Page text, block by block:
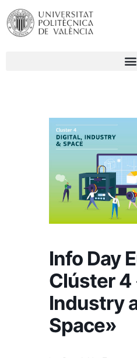
Info Day
Clúster 4
Industry
Space»